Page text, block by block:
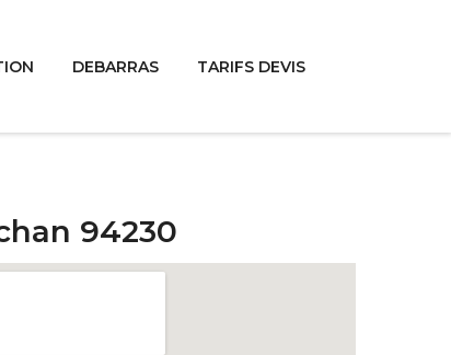
DEBARRAS TARIFS DEVIS
94230